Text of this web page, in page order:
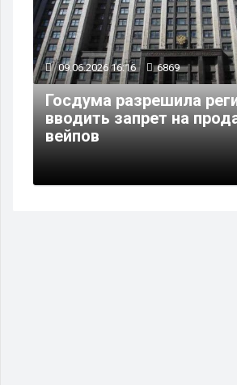
09.06.2026 16:16 6869
Госдума разрешила
вводить запрет на
вейпов